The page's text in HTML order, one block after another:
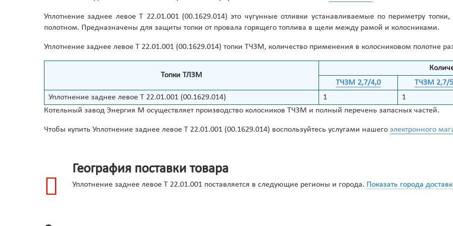
Уплотнение заднее левое Т 22.01.001 (00.1629.014) это чугунные отливки устанавливаемые по периметру
полотном. Предназначены для защиты топки от провала горящего топлива в щели между рамой и колосниками.
Уплотнение заднее левое Т 22.01.001 (00.1629.014) топки ТЧЗМ, количество применения в колосниковом полотне
Топки ТЛЗМ
ТЧЗМ 2,7/4,0
ТЧЗМ 2,7/
Уплотнение заднее левое Т 22.01.001 (00.1629.014)
1
1
Котельный завод Энергия М осуществляет производство колосников ТЧЗМ и полный перечень запасных частей.
Чтобы купить Уплотнение заднее левое Т 22.01.001 (00.1629.014) воспользуйтесь услугами нашего электронного
География поставки товара
Уплотнение заднее левое Т 22.01.001 поставляется в следующие регионы и города. Показать города